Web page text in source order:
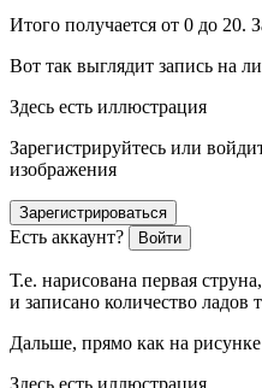
Итого получается от 0 до 20.
Вот так выглядит запись на
Здесь есть иллюстрация
Зарегистрируйтесь или
изображения
Зарегистрироваться
Есть аккаунт? Войти
Т.е. нарисована первая
и записано количество ладов
Дальше, прямо как на рисунке
Здесь есть иллюстрация